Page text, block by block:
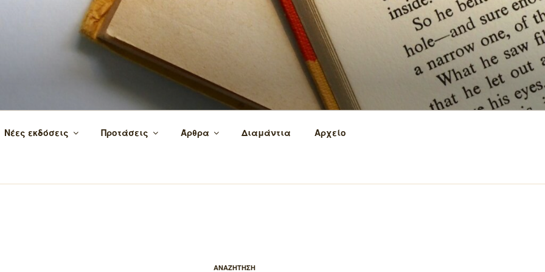
τα βιβλία και τη γνώση!
Νέες εκδόσεις Προτάσεις Άρθρα Διαμάντια Αρχείο
ΑΝΑΖΗΤΗΣΗ